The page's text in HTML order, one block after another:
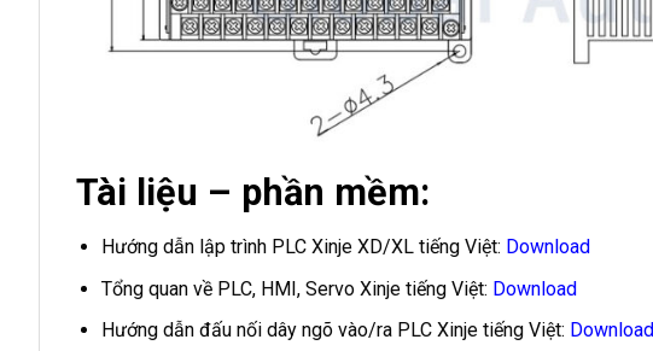
Tài liệu – phần mềm:
Hướng dẫn lập trình PLC Xinje XD/XL tiếng Việt: Download
Tổng quan về PLC, HMI, Servo Xinje tiếng Việt: Download
Hướng dẫn đấu nối dây ngõ vào/ra PLC Xinje tiếng Việt: Download